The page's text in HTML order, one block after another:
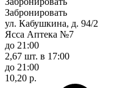
Забронировать
ул. Кабушкина, д. 94/2
Ясса Аптека №7
до 21:00
2,67 шт. в 17:00
до 21:00
10,20 р.